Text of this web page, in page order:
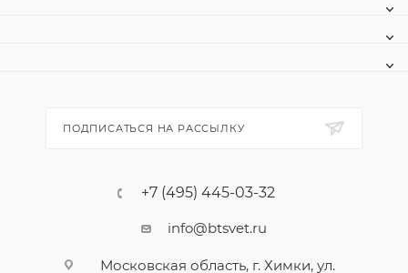
ПОДПИСАТЬСЯ НА РАССЫЛКУ
+7 (495) 445-03-32
info@btsvet.ru
Московская область, г. Химки, ул.